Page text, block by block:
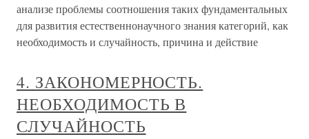
анализе проблемы соотношения таких фундаментальных
для развития естественнонаучного знания категорий, как
необходимость и случайность, причина и действие
4. ЗАКОНОМЕРНОСТЬ.
НЕОБХОДИМОСТЬ В
СЛУЧАЙНОСТЬ